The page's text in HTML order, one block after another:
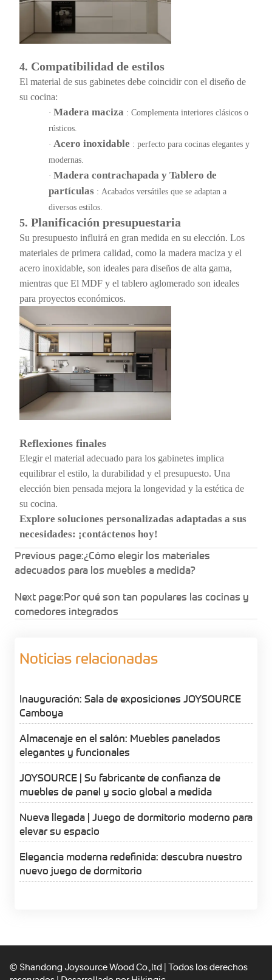
4. Compatibilidad de estilos
El material de sus gabinetes debe coincidir con el diseño de
su cocina:
· Madera maciza : Complementa interiores clásicos o
rústicos.
· Acero inoxidable : perfecto para cocinas elegantes y
modernas.
· Madera contrachapada yTablero de
partículas : Acabados versátiles que se adaptan a
diversos estilos.
5. Planificación presupuestaria
Su presupuesto influirá en gran medida en su elección. Los
materiales de primera calidad, como la madera maciza y el
acero inoxidable, son ideales para diseños de alta gama,
mientras queEl MDF y el tablero aglomerado son ideales
para proyectos económicos.
Reflexiones finales
Elegir el material adecuado para los gabinetes implica
equilibrar el estilo, la durabilidad y el presupuesto. Una
elección bien pensada mejora la longevidad y la estética de
su cocina.
Explore soluciones personalizadas adaptadas a sus
necesidades: ¡contáctenos hoy!
Previous page:¿Cómo elegir los materiales
adecuados para los muebles a medida?
Next page:Por qué son tan populares las cocinas y
comedores integrados
Noticias relacionadas
Inauguración: Sala de exposiciones JOYSOURCE
Camboya
Almacenaje en el salón: Muebles panelados
elegantes y funcionales
JOYSOURCE | Su fabricante de confianza de
muebles de panel y socio global a medida
Nueva llegada | Juego de dormitorio moderno para
elevar su espacio
Elegancia moderna redefinida: descubra nuestro
nuevo juego de dormitorio
© Shandong Joysource Wood Co.,ltd | Todos los derechos